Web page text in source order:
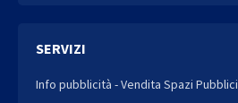
SERVIZI
Info pubblicità - Vendita Spazi